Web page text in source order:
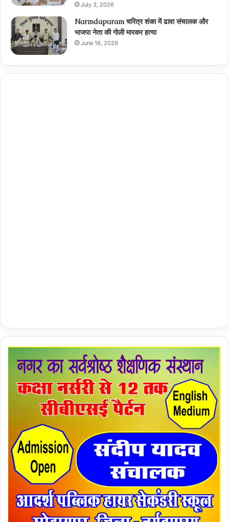
July 3, 2026
Narmdapuram चरित्र शंका में ढावा संचालक और
भाजपा नेता की गोली मारकर हत्या
June 18, 2026